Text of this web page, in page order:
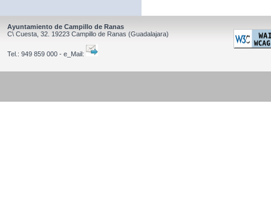
Ayuntamiento de Campillo de Ranas
C\ Cuesta, 32. 19223 Campillo de Ranas (Guadalajara)
Tel.: 949 859 000 - e_Mail: